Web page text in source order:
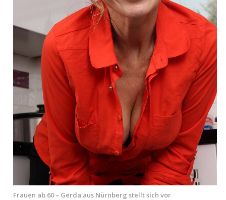
Frauen ab 60 – Gerda aus Nürnberg stellt sich vor